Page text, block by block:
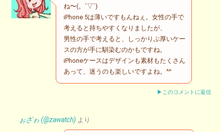
ね〜(。´▽`)
iPhone 5は薄いですもんねぇ。女性の手で
考えると持ちやすくなりましたが、
男性の手で考えると、しっかりぶ厚いケー
スの方が手に馴染むのかもですね。
iPhoneケースはデザインも素材もたくさん
あって、迷うのも楽しいですよね。^^
▶このコメントに返信
ぉざゎ (@zawatch) より